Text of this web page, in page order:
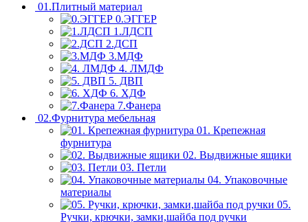
01.Плитный материал
0.ЭГГЕР
1.ЛДСП
2.ДСП
3.МДФ
4. ЛМДФ
5. ДВП
6. ХДФ
7.Фанера
02.Фурнитура мебельная
01. Крепежная
фурнитура
02. Выдвижные ящики
03. Петли
04. Упаковочные
материалы
05.
Ручки, крючки, замки,шайба под ручки